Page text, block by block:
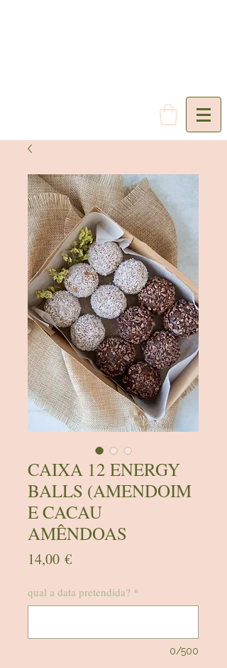
CAIXA 12 ENERGY
BALLS (AMENDOIM
E CACAU
AMÊNDOAS
14,00 €Preço
qual a data pretendida? *
0/500